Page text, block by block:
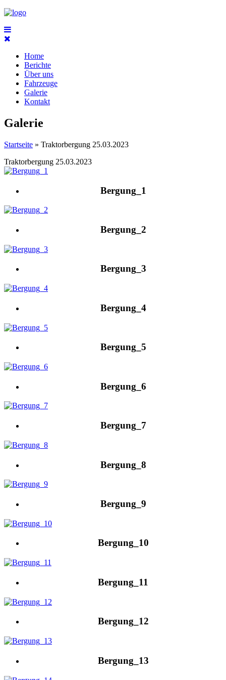
Home
Berichte
Über uns
Fahrzeuge
Galerie
Kontakt
Galerie
Startseite » Traktorbergung 25.03.2023
Traktorbergung 25.03.2023
Bergung_1
Bergung_2
Bergung_3
Bergung_4
Bergung_5
Bergung_6
Bergung_7
Bergung_8
Bergung_9
Bergung_10
Bergung_11
Bergung_12
Bergung_13